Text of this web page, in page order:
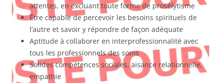
attentes, en excluant toute forme de prosélytisme
Être capable de percevoir les besoins spirituels de
l’autre et savoir y répondre de façon adéquate
Aptitude à collaborer en interprofessionnalité avec
tous les professionnels des soins
Solides compétences sociales, aisance relationnelle,
empathie